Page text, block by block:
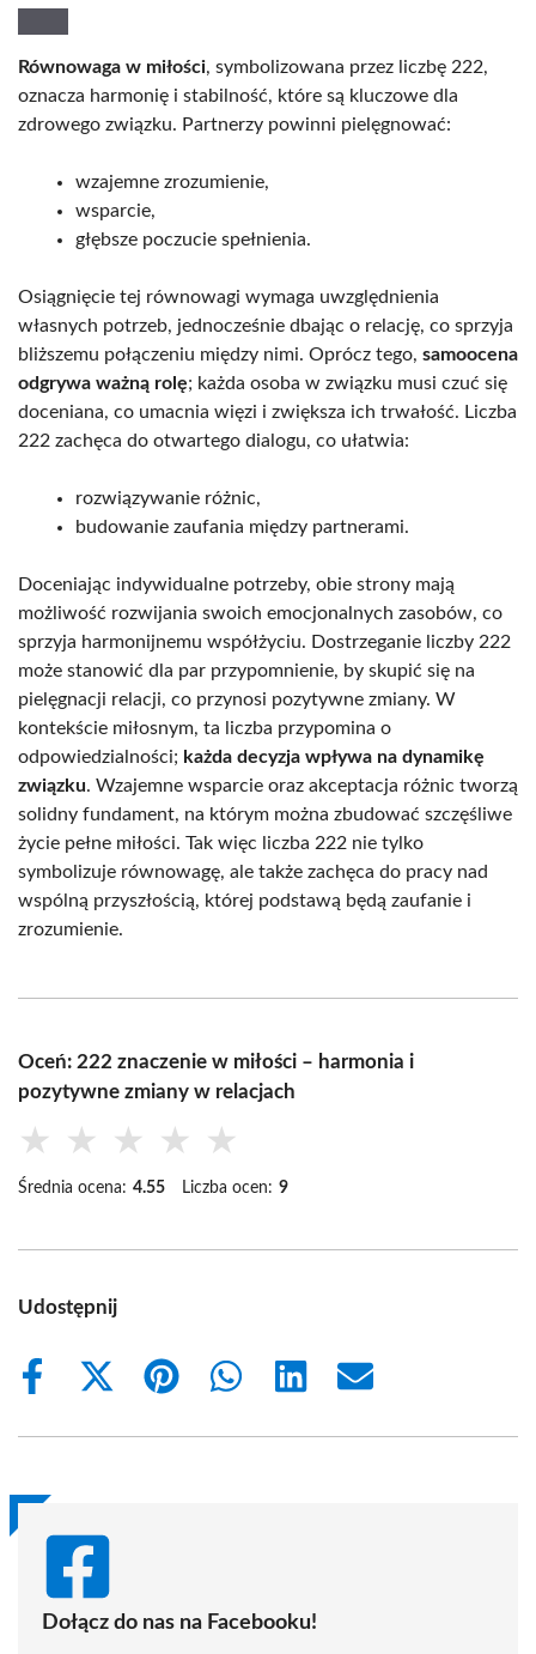
Równowaga w miłości, symbolizowana przez liczbę 222,
oznacza harmonię i stabilność, które są kluczowe dla
zdrowego związku. Partnerzy powinni pielęgnować:
wzajemne zrozumienie,
wsparcie,
głębsze poczucie spełnienia.
Osiągnięcie tej równowagi wymaga uwzględnienia
własnych potrzeb, jednocześnie dbając o relację, co sprzyja
bliższemu połączeniu między nimi. Oprócz tego, samoocena
odgrywa ważną rolę; każda osoba w związku musi czuć się
doceniana, co umacnia więzi i zwiększa ich trwałość. Liczba
222 zachęca do otwartego dialogu, co ułatwia:
rozwiązywanie różnic,
budowanie zaufania między partnerami.
Doceniając indywidualne potrzeby, obie strony mają
możliwość rozwijania swoich emocjonalnych zasobów, co
sprzyja harmonijnemu współżyciu. Dostrzeganie liczby 222
może stanowić dla par przypomnienie, by skupić się na
pielęgnacji relacji, co przynosi pozytywne zmiany. W
kontekście miłosnym, ta liczba przypomina o
odpowiedzialności; każda decyzja wpływa na dynamikę
związku. Wzajemne wsparcie oraz akceptacja różnic tworzą
solidny fundament, na którym można zbudować szczęśliwe
życie pełne miłości. Tak więc liczba 222 nie tylko
symbolizuje równowagę, ale także zachęca do pracy nad
wspólną przyszłością, której podstawą będą zaufanie i
zrozumienie.
Oceń: 222 znaczenie w miłości – harmonia i
pozytywne zmiany w relacjach
★ ★ ★ ★ ★
Średnia ocena: 4.55 Liczba ocen: 9
Udostępnij
Share
Share
(Twitter)
Share
Share
Share
Share
Dołącz do nas na Facebooku!